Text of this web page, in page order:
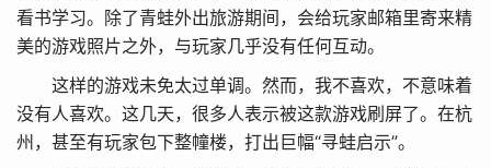
看书学习。除了青蛙外出旅游期间，会给玩家邮箱里寄来精
美的游戏照片之外，与玩家几乎没有任何互动。
这样的游戏未免太过单调。然而，我不喜欢，不意味着
没有人喜欢。这几天，很多人表示被这款游戏刷屏了。在杭
州，甚至有玩家包下整幢楼，打出巨幅“寻蛙启示”。